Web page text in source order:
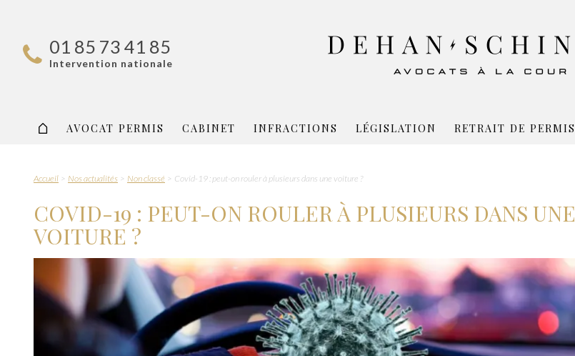
01 85 73 41 85
Intervention nationale
AVOCAT PERMIS CABINET INFRACTIONS LÉGISLATION RETRAIT DE PERMIS
Accueil Nos actualités Non classé Covid-19 : peut-on rouler à plusieurs dans une voiture ?
COVID-19 : PEUT-ON ROULER À PLUSIEURS DANS UNE
VOITURE ?